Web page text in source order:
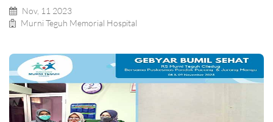
Nov, 11 2023
Murni Teguh Memorial Hospital